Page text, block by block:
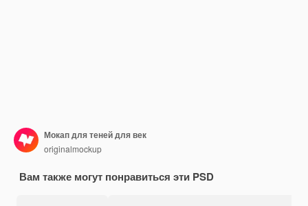
Мокап для теней для век
originalmockup
Вам также могут понравиться эти PSD